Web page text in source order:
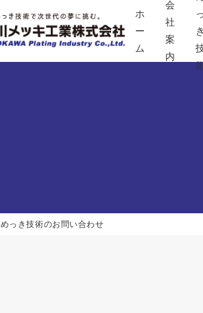
ホ
ー
ム
会
社
案
内
めっき技術のお問い合わせ